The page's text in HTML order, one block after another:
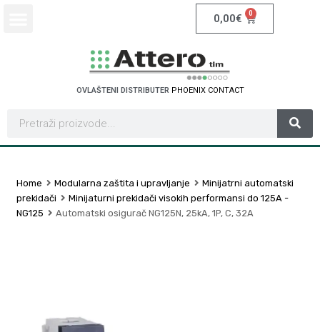
0,00€ 0
OVLAŠTENI DISTRIBUTER PHOENIX CONTACT
Home Modularna zaštita i upravljanje
Minijatrni automatski
prekidači
Minijaturni prekidači visokih performansi do 125A -
NG125
Automatski osigurač NG125N, 25kA, 1P, C, 32A